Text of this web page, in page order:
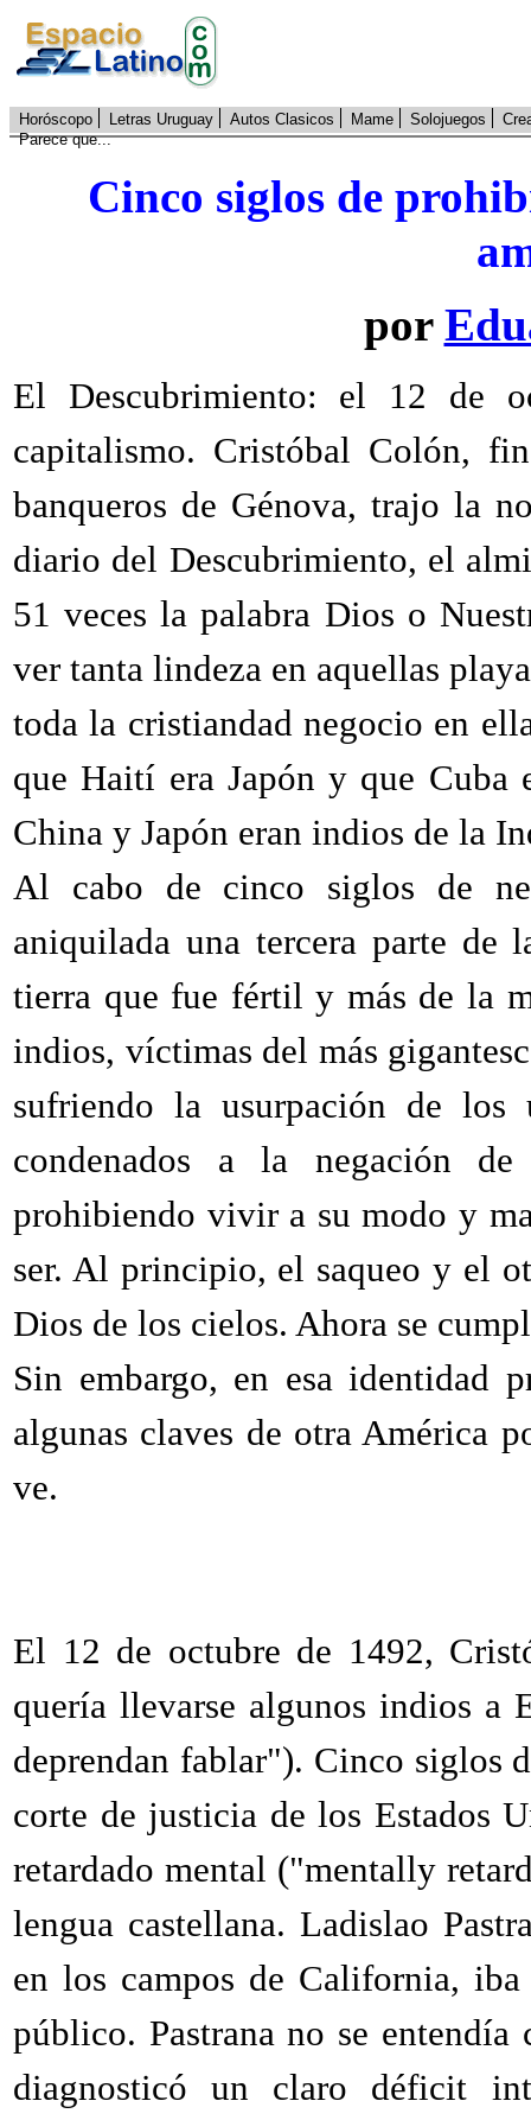
Horóscopo Letras Uruguay Autos Clasicos Mame Solojuegos
Parece que...
Cinco siglos de
por
El Descubrimiento: el 12 de
capitalismo. Cristóbal Colón,
banqueros de Génova, trajo la
diario del Descubrimiento, el
51 veces la palabra Dios o
ver tanta lindeza en aquellas
toda la cristiandad negocio en
que Haití era Japón y que Cuba
China y Japón eran indios de la
Al cabo de cinco siglos de
aniquilada una tercera parte de
tierra que fue fértil y más de la
indios, víctimas del más
sufriendo la usurpación de
condenados a la negación
prohibiendo vivir a su modo y
ser. Al principio, el saqueo y el
Dios de los cielos. Ahora se
Sin embargo, en esa identidad
algunas claves de otra América
ve.
El 12 de octubre de 1492,
quería llevarse algunos indios a
deprendan fablar"). Cinco siglos
corte de justicia de los Estados
retardado mental ("mentally
lengua castellana. Ladislao
en los campos de California,
público. Pastrana no se
diagnosticó un claro déficit